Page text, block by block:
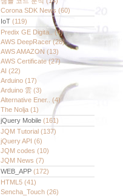
Corona SDK News (60)
IoT (119)
Predix GE Digita.. (4)
AWS DeepRacer(28)
AWS AMAZON (13)
AWS Certificate(27)
AI (22)
Arduino (17)
Arduino 雲 (3)
Alternative Ener.. (4)
The Nolja (1)
jQuery Mobile (161)
JQM Tutorial (137)
jQuery API (6)
JQM codes (10)
JQM News (7)
WEB_APP (172)
HTML5 (41)
Sencha_Touch (26)